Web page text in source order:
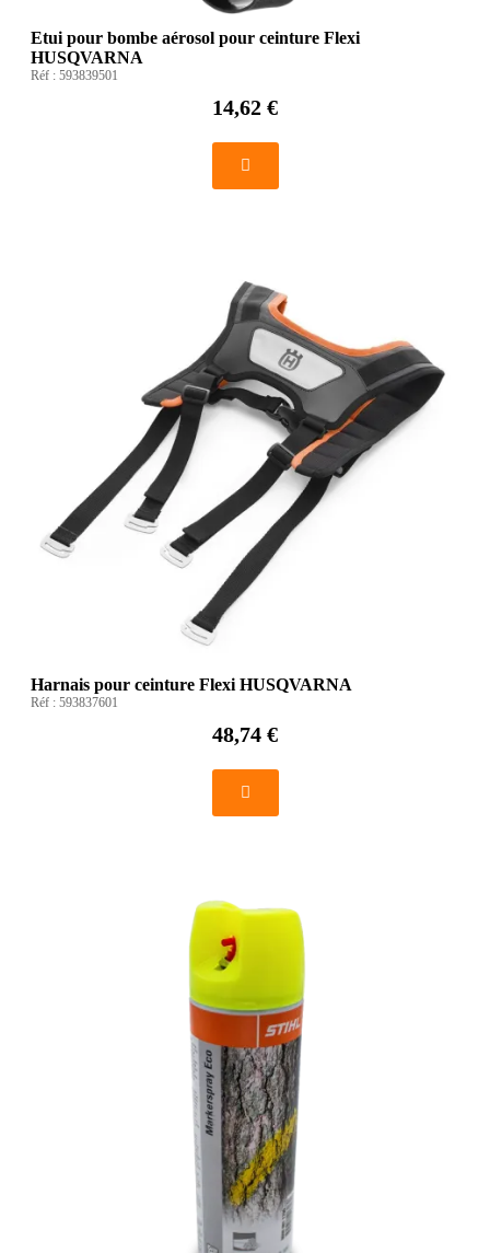
Etui pour bombe aérosol pour ceinture Flexi
HUSQVARNA
Réf : 593839501
14,62 €
Harnais pour ceinture Flexi HUSQVARNA
Réf : 593837601
48,74 €